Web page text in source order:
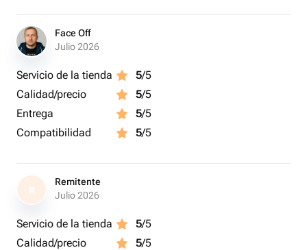
Face Off
Julio 2026
Servicio de la tienda 5/5
Calidad/precio
5/5
Entrega
5/5
Compatibilidad
5/5
R
Remitente
Julio 2026
Servicio de la tienda 5/5
Calidad/precio
5/5